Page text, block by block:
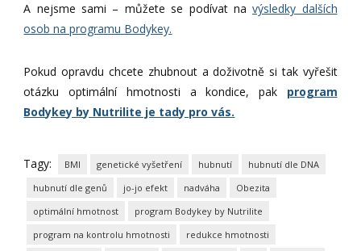
A nejsme sami – můžete se podívat navýsledky dalších
osob na programu Bodykey.
Pokud opravdu chcete zhubnout a doživotně si tak vyřešit
otázku optimální hmotnosti a kondice, pak program
Bodykey by Nutrilite je tady pro vás.
Tagy: BMI genetické vyšetření hubnutí
hubnutí dle DNA
hubnutí dle genů
jo-jo efekt nadváha
Obezita
optimální hmotnost
program Bodykey by Nutrilite
program na kontrolu hmotnosti
redukce hmotnosti